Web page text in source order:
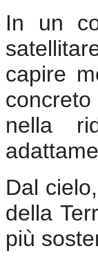
In un
capire
nella
Dal
della
più